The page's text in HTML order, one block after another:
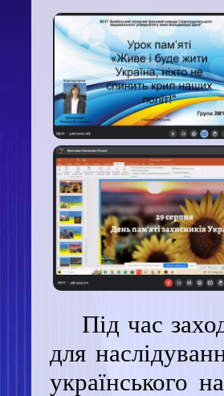
Під час
для
українського